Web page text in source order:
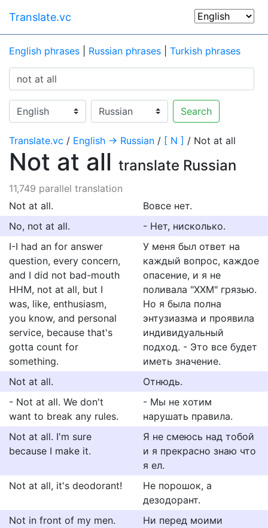
Translate.vc
English phrases Russian phrases Turkish phrases
Search
Translate.vc / English → Russian / [ N ] / Not at all
Not at all translate Russian
11,749 parallel translation
Not at all.
Вовсе нет.
No, not at all.
- Нет, нисколько.
I-I had an for answer
question, every concern,
and I did not bad-mouth
HHM, not at all, but I
was, like, enthusiasm,
you know, and personal
service, because that's
gotta count for
something.
У меня был ответ на
каждый вопрос, каждое
опасение, и я не
поливала "ХХМ" грязью.
Но я была полна
энтузиазма и проявила
индивидуальный
подход. - Это все будет
иметь значение.
Not at all.
Отнюдь.
- Not at all. We don't
want to break any rules.
- Мы не хотим
нарушать правила.
Not at all. I'm sure
because I make it.
Я не смеюсь над тобой
и я прекрасно знаю что
я ел.
Not at all, it's deodorant!
Не порошок, а
дезодорант.
Not in front of my men.
Ни перед моими